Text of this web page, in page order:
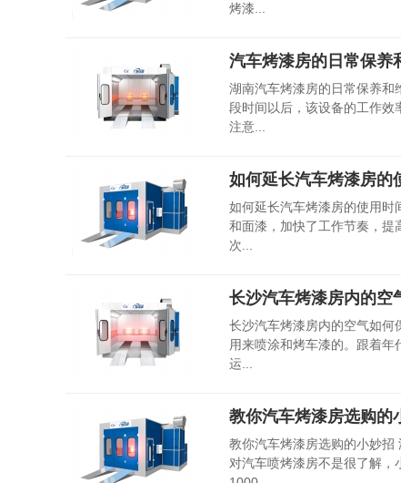
烤漆...
汽车烤漆房的日常保养
湖南汽车烤漆房的日常保养和
段时间以后，该设备的工作效
注意...
如何延长汽车烤漆房的
如何延长汽车烤漆房的使用时
和面漆，加快了工作节奏，提
次...
长沙汽车烤漆房内的空
长沙汽车烤漆房内的空气如何
用来喷涂和烤车漆的。跟着
运...
教你汽车烤漆房选购的
教你汽车烤漆房选购的小妙招
对汽车喷烤漆房不是很了解